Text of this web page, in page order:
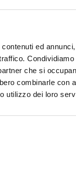
ed
che si
combinarle con
utilizzo dei loro